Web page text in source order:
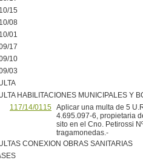
15
08
01
17
10
03
HABILITACIONES MUNICIPALES Y
117/14/0115 Aplicar una multa de 5
4.695.097-6, propietaria
sito en el Cno. Petirossi
tragamonedas.-
CONEXION OBRAS SANITARIAS